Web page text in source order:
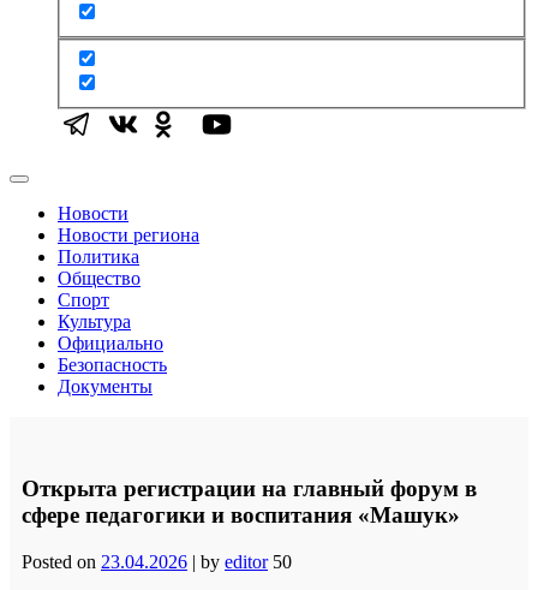
Новости
Новости региона
Политика
Общество
Спорт
Культура
Официально
Безопасность
Документы
Открыта регистрации на главный форум в
сфере педагогики и воспитания «Машук»
Posted on 23.04.2026 | by editor 50